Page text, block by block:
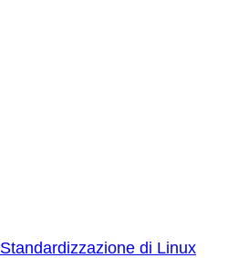
Standardizzazione di Linux